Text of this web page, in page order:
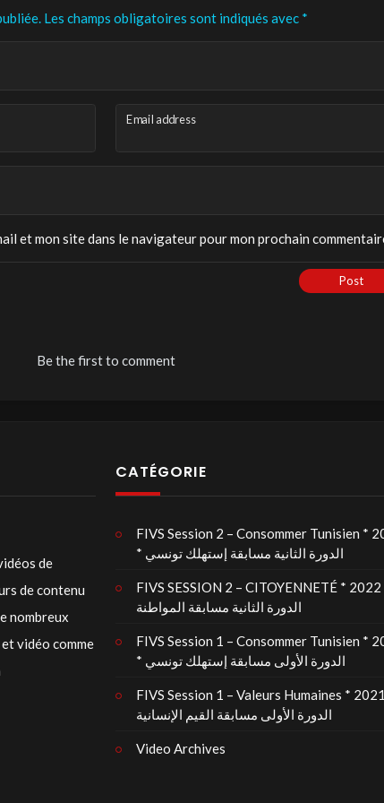
Les champs obligatoires sont indiqués avec *
Email address
et mon site dans le navigateur pour mon prochain
Post
Be the first to comment
de
de contenu
nombreux
vidéo comme
CATÉGORIE
FIVS Session 2 – Consommer Tunisien *
* الدورة الثانية مسابقة إستهلك تونسي
FIVS SESSION 2 – CITOYENNETÉ *
الدورة الثانية مسابقة المواطنة
FIVS Session 1 – Consommer Tunisien *
* الدورة الأولى مسابقة إستهلك تونسي
FIVS Session 1 – Valeurs Humaines *
الدورة الأولى مسابقة القيم الإنسانية
Video Archives